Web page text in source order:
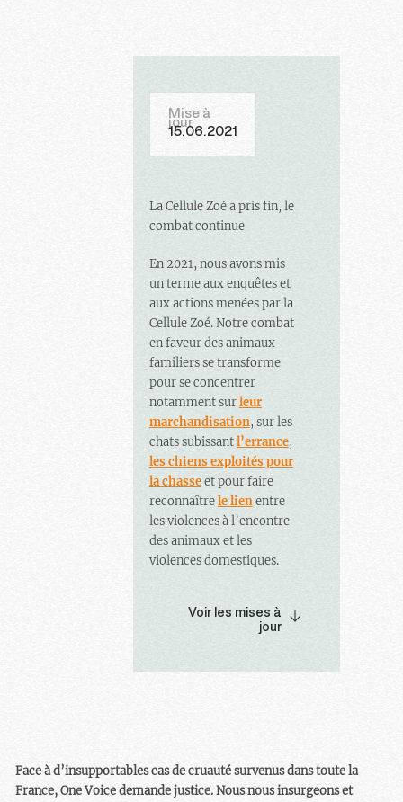
Mise à
jour
15.06.2021
La Cellule Zoé a pris fin, le
combat continue
En 2021, nous avons mis
un terme aux enquêtes et
aux actions menées par la
Cellule Zoé. Notre combat
en faveur des animaux
familiers se transforme
pour se concentrer
notamment surleur
marchandisation, sur les
chats subissantl’errance,
les chiens exploités pour
la chasseet pour faire
reconnaîtrele lienentre
les violences à l’encontre
des animaux et les
violences domestiques.
Voir les mises à
jour
Face à d’insupportables cas de cruauté survenus dans toute la
France, One Voice demande justice. Nous nous insurgeons et